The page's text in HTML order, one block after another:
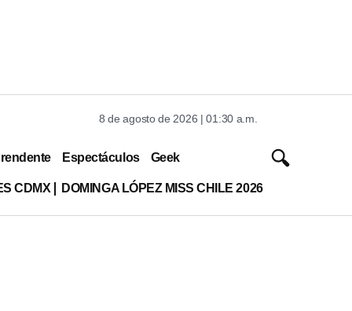
8 de agosto de 2026 | 01:30 a.m.
Espectáculos Geek
CDMX DOMINGA LÓPEZ MISS CHILE 2026